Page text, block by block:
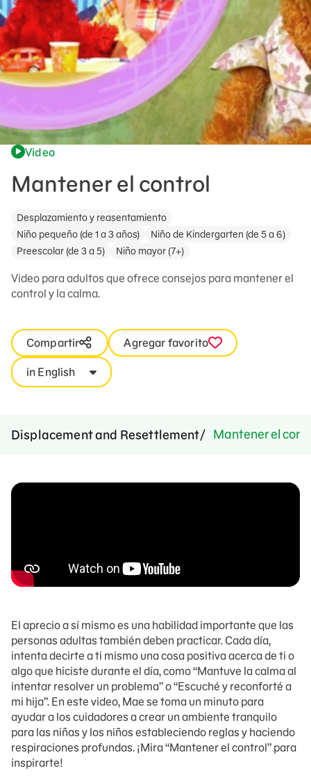
Video
Mantener el control
Desplazamiento y reasentamiento
Niño pequeño (de 1 a 3 años)
Niño de Kindergarten (de 5 a 6)
Preescolar (de 3 a 5)
Niño mayor (7+)
Video para adultos que ofrece consejos para mantener el
control y la calma.
Compartir Agregar favorito
in English
Displacement and Resettlement Mantener el
El aprecio a sí mismo es una habilidad importante que las
personas adultas también deben practicar. Cada día,
intenta decirte a ti mismo una cosa positiva acerca de ti o
algo que hiciste durante el día, como “Mantuve la calma al
intentar resolver un problema” o “Escuché y reconforté a
mi hija”. En este video, Mae se toma un minuto para
ayudar a los cuidadores a crear un ambiente tranquilo
para las niñas y los niños estableciendo reglas y haciendo
respiraciones profundas. ¡Mira “Mantener el control” para
inspirarte!